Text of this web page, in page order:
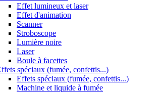
Effet lumineux et laser
Effet d'animation
Scanner
Stroboscope
Lumière noire
Laser
Boule à facettes
spéciaux (fumée, confettis...)
Effets spéciaux (fumée, confettis...)
Machine et liquide à fumée